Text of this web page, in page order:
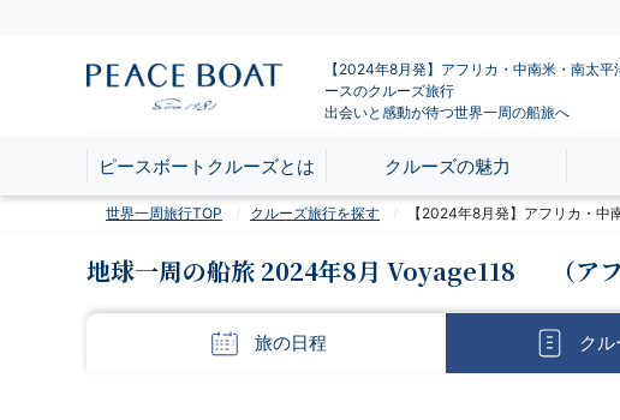
【2024年8月発】アフリカ・中南米・南太平
ースのクルーズ旅行
出会いと感動が待つ世界一周の船旅へ
ピースボートクルーズとは クルーズの魅力
世界一周旅行TOP クルーズ旅行を探す 【2024年8月発】アフリカ・
地球一周の船旅 2024年8月 Voyage118 （ア
旅の日程 ク